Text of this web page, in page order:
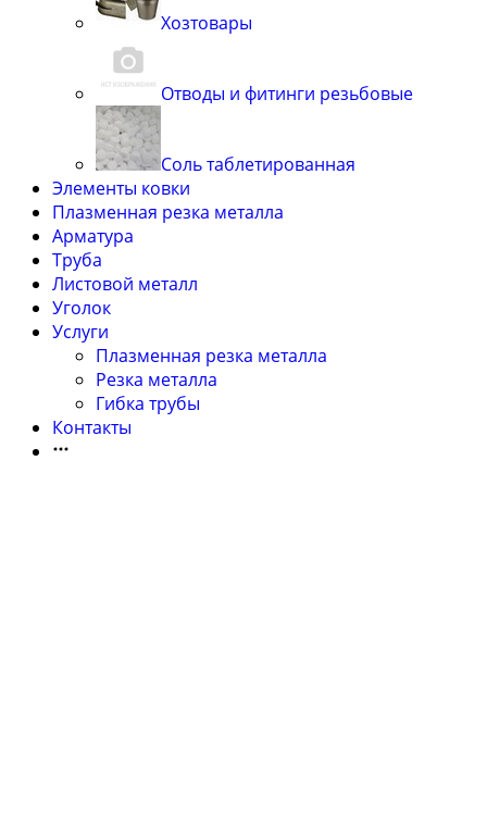
Хозтовары
Отводы и фитинги резьбовые
Соль таблетированная
Элементы ковки
Плазменная резка металла
Арматура
Труба
Листовой металл
Уголок
Услуги
Плазменная резка металла
Резка металла
Гибка трубы
Контакты